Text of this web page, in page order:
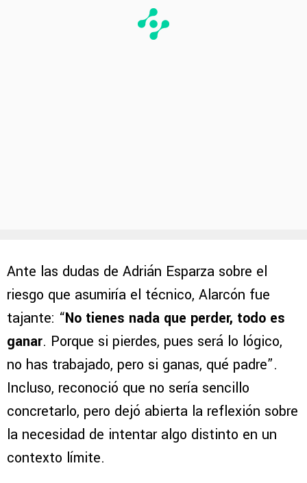
Ante las dudas de Adrián Esparza sobre el
riesgo que asumiría el técnico, Alarcón fue
tajante: “No tienes nada que perder, todo es
ganar. Porque si pierdes, pues será lo lógico,
no has trabajado, pero si ganas, qué padre”.
Incluso, reconoció que no sería sencillo
concretarlo, pero dejó abierta la reflexión sobre
la necesidad de intentar algo distinto en un
contexto límite.